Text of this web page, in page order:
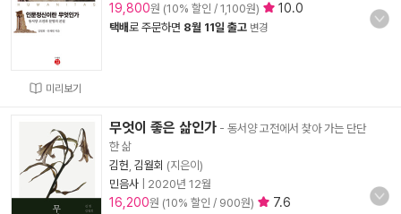
미리보기
19,800원 (10% 할인 / 1,100원) 10.0
택배로 주문하면 8월 11일 출고 변경
무엇이 좋은 삶인가 - 동서양 고전에서 찾아 가는 단단
한 삶
김헌 김월회 (지은이)
민음사
2020년 12월
16,200원 (10% 할인 / 900원) 7.6